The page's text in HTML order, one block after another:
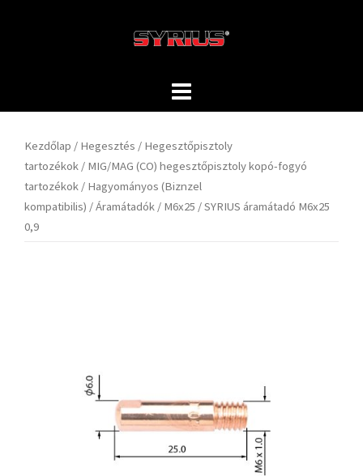
Kezdőlap / Hegesztés / Hegesztőpisztoly
tartozékok / MIG/MAG (CO) hegesztőpisztoly kopó-fogyó
tartozékok / Hagyományos (Biznzel
kompatibilis) /Áramátadók / M6x25 / SYRIUS áramátadó M6x25
0,9